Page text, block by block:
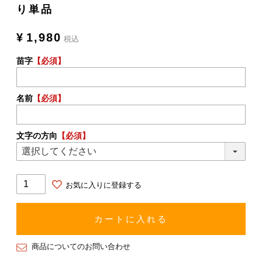
り単品
¥ 1,980 税込
苗字 【必須】
名前 【必須】
文字の方向 【必須】
お気に入りに登録する
カートに入れる
商品についてのお問い合わせ